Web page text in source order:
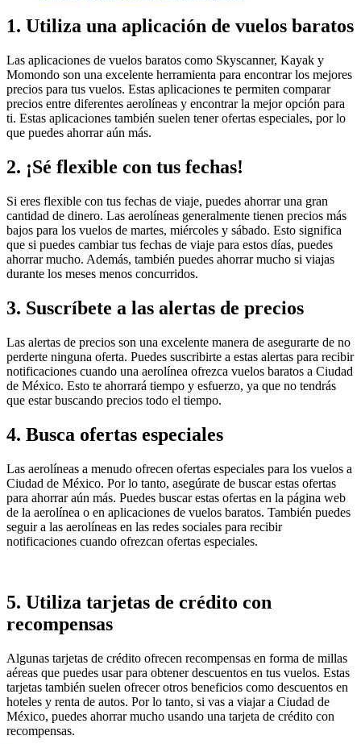
1. Utiliza una aplicación de vuelos baratos
Las aplicaciones de vuelos baratos como Skyscanner, Kayak y
Momondo son una excelente herramienta para encontrar los mejores
precios para tus vuelos. Estas aplicaciones te permiten comparar
precios entre diferentes aerolíneas y encontrar la mejor opción para
ti. Estas aplicaciones también suelen tener ofertas especiales, por lo
que puedes ahorrar aún más.
2. ¡Sé flexible con tus fechas!
Si eres flexible con tus fechas de viaje, puedes ahorrar una gran
cantidad de dinero. Las aerolíneas generalmente tienen precios más
bajos para los vuelos de martes, miércoles y sábado. Esto significa
que si puedes cambiar tus fechas de viaje para estos días, puedes
ahorrar mucho. Además, también puedes ahorrar mucho si viajas
durante los meses menos concurridos.
3. Suscríbete a las alertas de precios
Las alertas de precios son una excelente manera de asegurarte de no
perderte ninguna oferta. Puedes suscribirte a estas alertas para recibir
notificaciones cuando una aerolínea ofrezca vuelos baratos a Ciudad
de México. Esto te ahorrará tiempo y esfuerzo, ya que no tendrás
que estar buscando precios todo el tiempo.
4. Busca ofertas especiales
Las aerolíneas a menudo ofrecen ofertas especiales para los vuelos a
Ciudad de México. Por lo tanto, asegúrate de buscar estas ofertas
para ahorrar aún más. Puedes buscar estas ofertas en la página web
de la aerolínea o en aplicaciones de vuelos baratos. También puedes
seguir a las aerolíneas en las redes sociales para recibir
notificaciones cuando ofrezcan ofertas especiales.
5. Utiliza tarjetas de crédito con
recompensas
Algunas tarjetas de crédito ofrecen recompensas en forma de millas
aéreas que puedes usar para obtener descuentos en tus vuelos. Estas
tarjetas también suelen ofrecer otros beneficios como descuentos en
hoteles y renta de autos. Por lo tanto, si vas a viajar a Ciudad de
México, puedes ahorrar mucho usando una tarjeta de crédito con
recompensas.